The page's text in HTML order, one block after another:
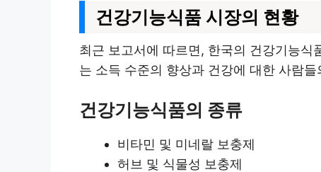
건강기능식품 시장의 현황
최근 보고서에 따르면, 한국의 건강기능
는 소득 수준의 향상과 건강에 대한 사람
건강기능식품의 종류
비타민 및 미네랄 보충제
허브 및 식물성 보충제